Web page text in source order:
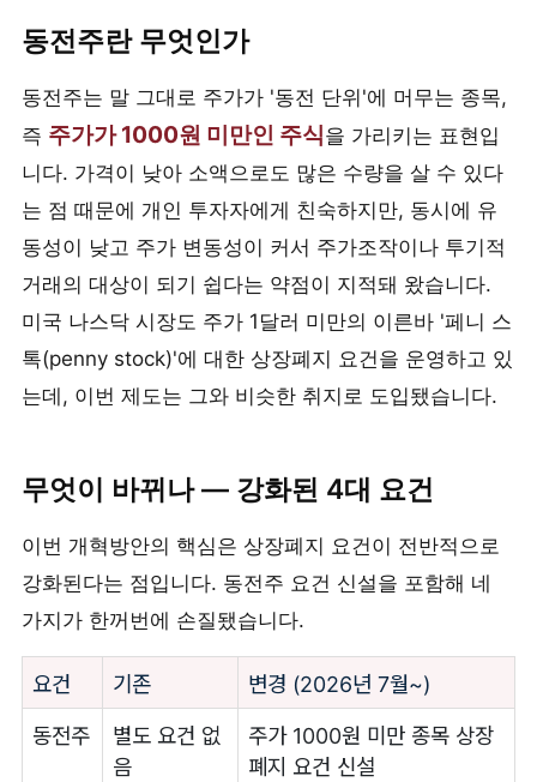
동전주란 무엇인가
동전주는 말 그대로 주가가 '동전 단위'에 머무는 종목,
즉 주가가 1000원 미만인 주식을 가리키는 표현입
니다. 가격이 낮아 소액으로도 많은 수량을 살 수 있다
는 점 때문에 개인 투자자에게 친숙하지만, 동시에 유
동성이 낮고 주가 변동성이 커서 주가조작이나 투기적
거래의 대상이 되기 쉽다는 약점이 지적돼 왔습니다.
미국 나스닥 시장도 주가 1달러 미만의 이른바 '페니 스
톡(penny stock)'에 대한 상장폐지 요건을 운영하고 있
는데, 이번 제도는 그와 비슷한 취지로 도입됐습니다.
무엇이 바뀌나 — 강화된 4대 요건
이번 개혁방안의 핵심은 상장폐지 요건이 전반적으로
강화된다는 점입니다. 동전주 요건 신설을 포함해 네
가지가 한꺼번에 손질됐습니다.
요건 기존 변경 (2026년 7월~)
동전주
별도 요건 없
음
주가 1000원 미만 종목 상장
폐지 요건 신설